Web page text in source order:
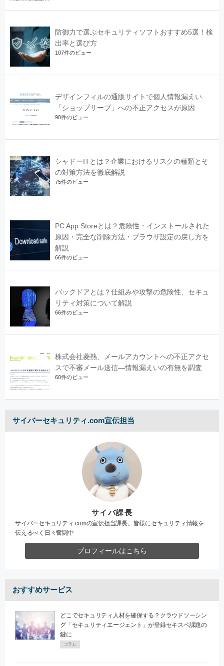
防御力で選ぶセキュリティソフトおすすめ5選！検
出率と選び方
107件のビュー
デザインフィルの通販サイトで個人情報漏えい
「ショップサーブ」への不正アクセスが原因
90件のビュー
シャドーITとは？企業におけるリスクの種類とそ
の対策方法を徹底解説
75件のビュー
PC App Storeとは？危険性・インストールされた
原因・完全な削除方法・ブラウザ設定の戻し方を
解説
66件のビュー
バックドアとは？仕組みや攻撃の危険性、セキュ
リティ対策について解説
66件のビュー
株式会社菱熱、メールアカウントへの不正アクセ
スで不審メール送信―情報漏えいの有無を調査
60件のビュー
サイバーセキュリティ.com宣伝担当
サイバ課長
サイバーセキュリティ.comの宣伝担当課長。皆様にセキュリティ情報を
伝えるべく日々奮闘中
プロフィールはこちら
おすすめサービス
どこでセキュリティ人材を確保する？クラウドソーシン
グ「セキュリティエージェント」が登録セキスペ課題の
鍵に
コラム